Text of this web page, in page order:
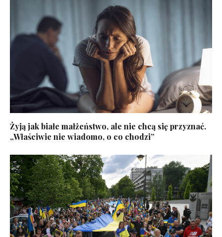
Żyją jak białe małżeństwo, ale nie chcą się przyznać.
„Właściwie nie wiadomo, o co chodzi”